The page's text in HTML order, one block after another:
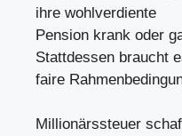
ihre wohlverdiente
Pension krank oder
Stattdessen braucht
faire
Millionärssteuer